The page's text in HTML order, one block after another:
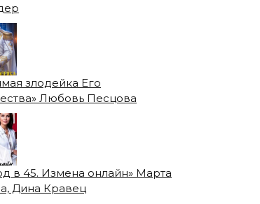
злодейка Его
Любовь Песцова
в 45. Измена онлайн» Марта
Дина Кравец